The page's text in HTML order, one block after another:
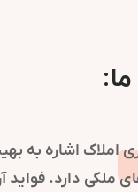
ما:
در شکل‌گیری و
ارتباطات و